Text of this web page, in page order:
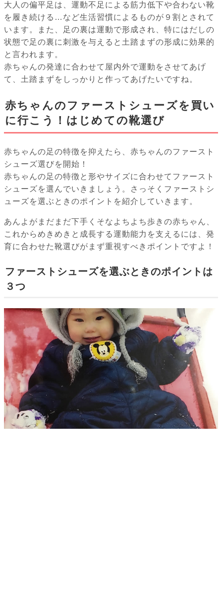
大人の偏平足は、運動不足による筋力低下や合わない靴
を履き続ける…など生活習慣によるものが９割とされて
います。また、足の裏は運動で形成され、特にはだしの
状態で足の裏に刺激を与えると土踏まずの形成に効果的
と言われます。
赤ちゃんの発達に合わせて屋内外で運動をさせてあげ
て、土踏まずをしっかりと作ってあげたいですね。
赤ちゃんのファーストシューズを買い
に行こう！はじめての靴選び
赤ちゃんの足の特徴を抑えたら、赤ちゃんのファースト
シューズ選びを開始！
赤ちゃんの足の特徴と形やサイズに合わせてファースト
シューズを選んでいきましょう。さっそくファーストシ
ューズを選ぶときのポイントを紹介していきます。
あんよがまだまだ下手くそなよちよち歩きの赤ちゃん、
これからめきめきと成長する運動能力を支えるには、発
育に合わせた靴選びがまず重視すべきポイントですよ！
ファーストシューズを選ぶときのポイントは
３つ